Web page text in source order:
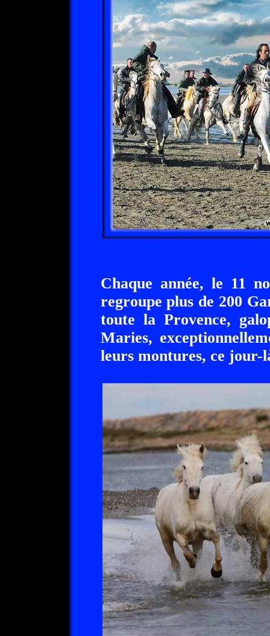
Chaque année, le 11
regroupe plus de 200
toute la Provence,
Maries,
leurs montures, ce jour-